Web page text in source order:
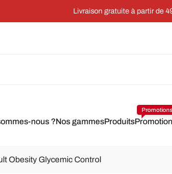
nous ?Nos gammesProduits
Obesity Glycemic Control